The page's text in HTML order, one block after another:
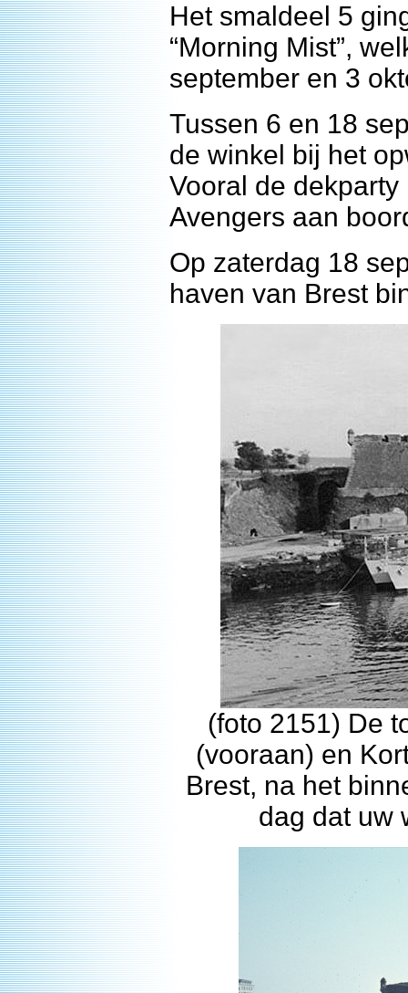
Het smaldeel 5
“Morning Mist”,
september en 3
Tussen 6 en 18
de winkel bij het
Vooral de
Avengers aan
Op zaterdag 18
haven van Brest
(foto 2151) De
(vooraan) en
Brest, na het
dag dat uw